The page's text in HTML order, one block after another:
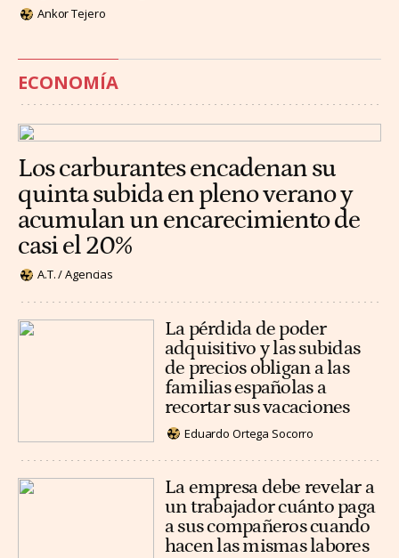
Ankor Tejero
ECONOMÍA
Los carburantes encadenan su
quinta subida en pleno verano y
acumulan un encarecimiento de
casi el 20%
A.T. / Agencias
La pérdida de poder
adquisitivo y las subidas
de precios obligan a las
familias españolas a
recortar sus vacaciones
Eduardo Ortega Socorro
La empresa debe revelar a
un trabajador cuánto paga
a sus compañeros cuando
hacen las mismas labores